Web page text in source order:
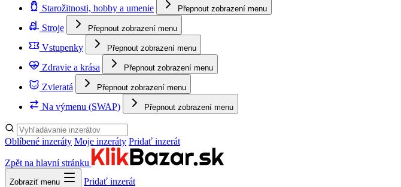
Starožitnosti, hobby a umenie Přepnout zobrazení menu
Stroje Přepnout zobrazení menu
Vstupenky Přepnout zobrazení menu
Zdravie a krása Přepnout zobrazení menu
Zvieratá Přepnout zobrazení menu
Na výmenu (SWAP) Přepnout zobrazení menu
Oblíbené inzeráty Moje inzeráty Pridať inzerát
Zpět na hlavní stránku
Zobraziť menu Pridať inzerát